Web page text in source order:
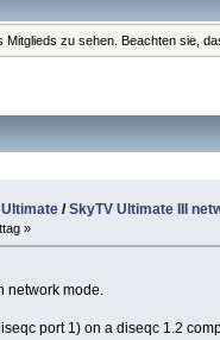
Mitglieds zu sehen. Beachten sie,
/SkyTV Ultimate III
»
network mode.
port 1) on a diseqc 1.2